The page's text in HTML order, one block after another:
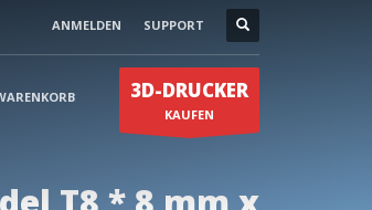
85
ANMELDEN SUPPORT
3D-DRUCKER
KAUFEN